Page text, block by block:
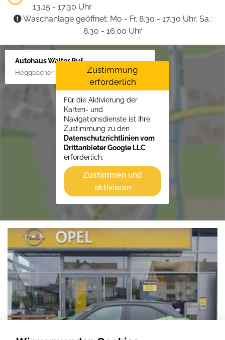
13.15 - 17.30 Uhr
Waschanlage geöffnet: Mo - Fr. 8.30 - 17.30 Uhr, Sa.:
8.30 - 16.00 Uhr
Autohaus Walter Ruf
Heggbacher Straße 25, 88477 Schönebürg
Zustimmung
erforderlich
Für die Aktivierung der
Karten- und
Navigationsdienste ist Ihre
Zustimmung zu den
Datenschutzrichtlinien vom
Drittanbieter Google LLC
erforderlich.
Zustimmen und
aktivieren